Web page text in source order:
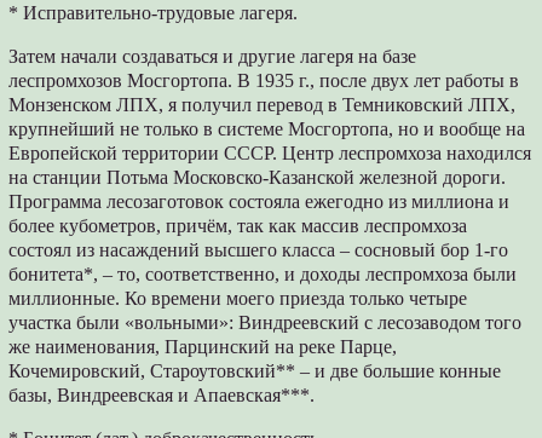
* Исправительно-трудовые лагеря.
Затем начали создаваться и другие лагеря на базе
леспромхозов Мосгортопа. В 1935 г., после двух лет работы в
Монзенском ЛПХ, я получил перевод в Темниковский ЛПХ,
крупнейший не только в системе Мосгортопа, но и вообще на
Европейской территории СССР. Центр леспромхоза находился
на станции Потьма Московско-Казанской железной дороги.
Программа лесозаготовок состояла ежегодно из миллиона и
более кубометров, причём, так как массив леспромхоза
состоял из насаждений высшего класса – сосновый бор 1-го
бонитета*, – то, соответственно, и доходы леспромхоза были
миллионные. Ко времени моего приезда только четыре
участка были «вольными»: Виндреевский с лесозаводом того
же наименования, Парцинский на реке Парце,
Кочемировский, Староутовский** – и две большие конные
базы, Виндреевская и Апаевская***.